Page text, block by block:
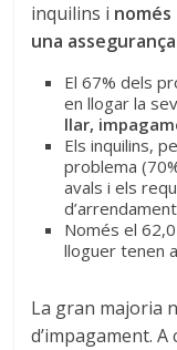
inquilins i
una
El 67% dels
en llogar la
llar,
Els inquilins,
problema
avals i els
Només el
lloguer tenen
La gran majoria
d’impagament.